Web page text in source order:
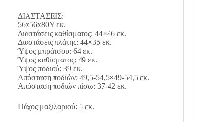
ΔΙΑΣΤΑΣΕΙΣ:
56x56x80Υ εκ.
Διαστάσεις καθίσματος: 44×46 εκ.
Διαστάσεις πλάτης: 44×35 εκ.
Ύψος μπράτσου: 64 εκ.
Ύψος καθίσματος: 49 εκ.
Ύψος πoδιού: 39 εκ.
Απόσταση ποδιών: 49,5-54,5×49-54,5 εκ.
Απόσταση ποδιών πίσω: 37-42 εκ.
Πάχος μαξιλαριού: 5 εκ.